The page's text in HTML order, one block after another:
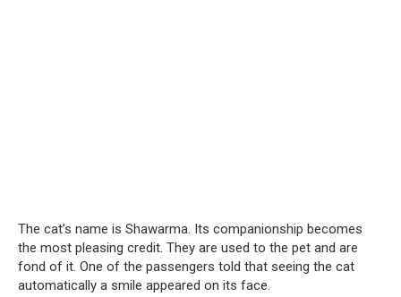
The cat’s name is Shawarma. Its companionship becomes
the most pleasing credit. They are used to the pet and are
fond of it. One of the passengers told that seeing the cat
automatically a smile appeared on its face.